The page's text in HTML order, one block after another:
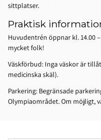
sittplatser.
Praktisk
Huvudentrén öppnar kl. 14.00
mycket folk!
Väskförbud: Inga väskor är
medicinska skäl).
Parkering: Begränsade
Olympiaområdet. Om möjligt,